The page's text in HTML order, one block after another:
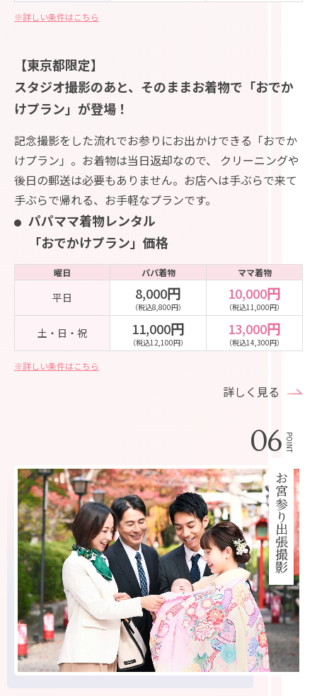
※詳しい条件はこちら
【東京都限定】
スタジオ撮影のあと、そのままお着物で「おでか
けプラン」が登場！
記念撮影をした流れでお参りにお出かけできる「おでか
けプラン」。お着物は当日返却なので、
クリーニングや
後日の郵送は必要もありません。お店へは手ぶらで来て
手ぶらで帰れる、お手軽なプランです。
パパママ着物レンタル
「おでかけプラン」価格
曜日 パパ着物 ママ着物
平日 8,000円
（税込8,800円）
10,000円
（税込11,000円）
土・日・祝 11,000円
（税込12,100円）
13,000円
（税込14,300円）
※詳しい条件はこちら
詳しく見る
06 POINT
お宮参り出張撮影